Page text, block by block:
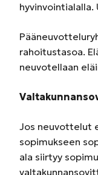
hyvinvointialalla.
rahoitustasoa.
neuvotellaan
Jos neuvottelut
sopimukseen
ala siirtyy